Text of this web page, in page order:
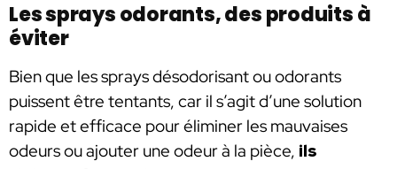
Les sprays odorants, des produits à
éviter
Bien que les sprays désodorisant ou odorants
puissent être tentants, car il s’agit d’une solution
rapide et efficace pour éliminer les mauvaises
odeurs ou ajouter une odeur à la pièce, ils